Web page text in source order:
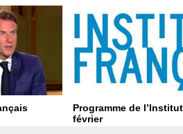
Programme de
février